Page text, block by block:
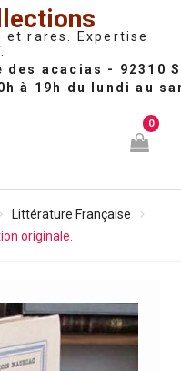
et rares. Expertise
0
Littérature Française
originale.